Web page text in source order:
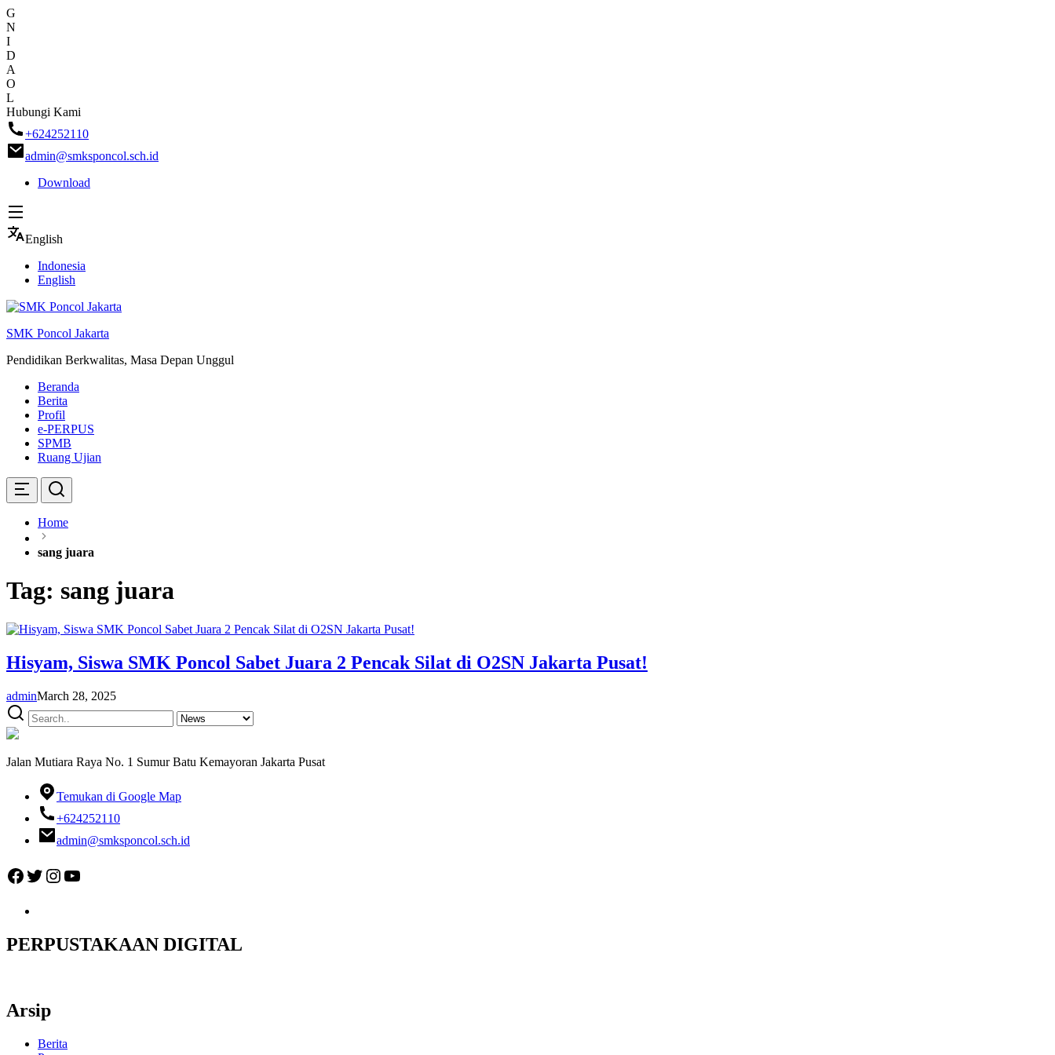
G
N
I
D
A
O
L
Skip
to
content
Hubungi Kami
+624252110
admin@smksponcol.sch.id
Download
English
Indonesia
English
SMK Poncol Jakarta
Pendidikan Berkwalitas, Masa Depan Unggul
Beranda
Berita
Profil
e-PERPUS
SPMB
Ruang Ujian
Home
sang juara
Tag: sang juara
Hisyam, Siswa SMK Poncol Sabet Juara 2 Pencak Silat di O2SN Jakarta Pusat!
adminMarch 28, 2025
Jalan Mutiara Raya No. 1 Sumur Batu Kemayoran Jakarta Pusat
Temukan di Google Map
+624252110
admin@smksponcol.sch.id
Facebook
Twitter
Instagram
YouTube
PERPUSTAKAAN DIGITAL
Arsip
Berita